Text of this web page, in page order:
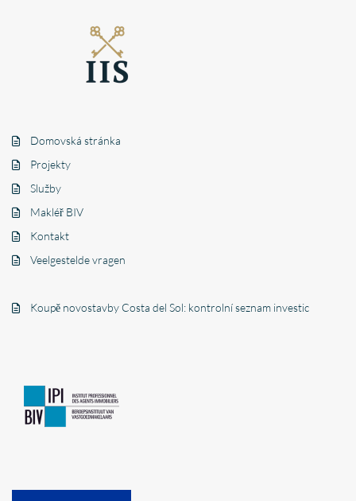
Domovská stránka
Projekty
Služby
Makléř BIV
Kontakt
Veelgestelde vragen
Koupě novostavby Costa del Sol: kontrolní seznam investic